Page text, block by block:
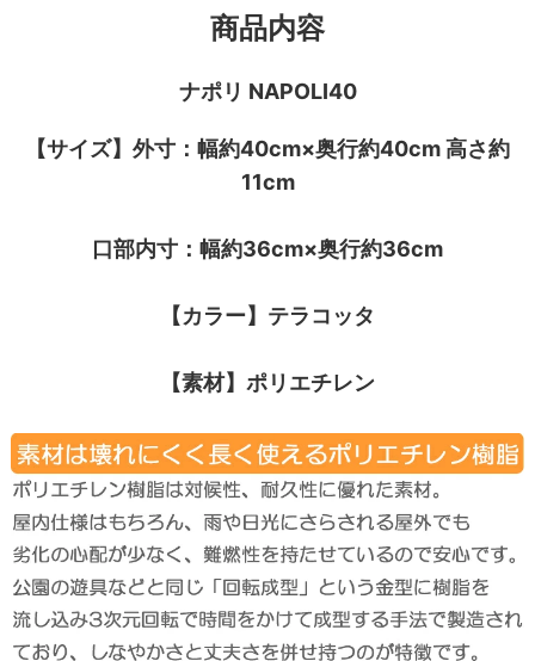
商品内容
ナポリ NAPOLI40
【サイズ】外寸：幅約40cm×奥行約40cm 高さ約
11cm
口部内寸：幅約36cm×奥行約36cm
【カラー】テラコッタ
【素材】ポリエチレン